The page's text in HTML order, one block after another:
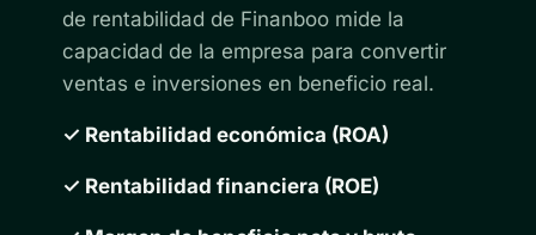
de rentabilidad de Finanboo mide la
capacidad de la empresa para convertir
ventas e inversiones en beneficio real.
✓ Rentabilidad económica (ROA)
✓ Rentabilidad financiera (ROE)